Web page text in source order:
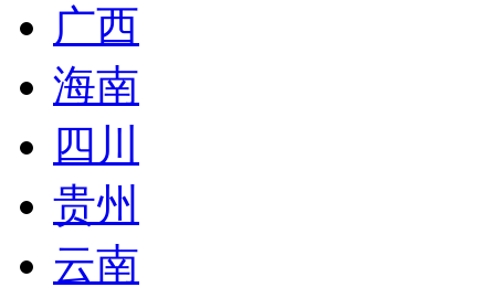
广西
海南
四川
贵州
云南